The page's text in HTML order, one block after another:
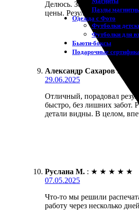
Пазлы
Одежда с Фото
Футболки
Футболки для
Бьюти-боксы
Подарочные
Делюсь. Заказала печать
цены. Результат
Александр Сахаров :
29.06.2025
Отличный, порадовал
быстро, без лишних забот.
детали видны. В целом,
Руслана М. : ★ ★ ★ ★ ★
07.05.2025
Что-то мы решили
работу через несколько